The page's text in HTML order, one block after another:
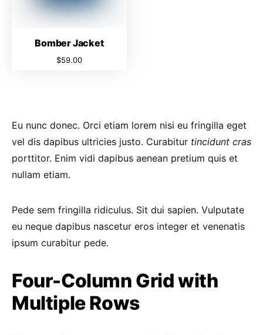
Bomber Jacket
$59.00
Eu nunc donec. Orci etiam lorem nisi eu fringilla eget
vel dis dapibus ultricies justo. Curabitur tincidunt cras
porttitor. Enim vidi dapibus aenean pretium quis et
nullam etiam.
Pede sem fringilla ridiculus. Sit dui sapien. Vulputate
eu neque dapibus nascetur eros integer et venenatis
ipsum curabitur pede.
Four-Column Grid with
Multiple Rows